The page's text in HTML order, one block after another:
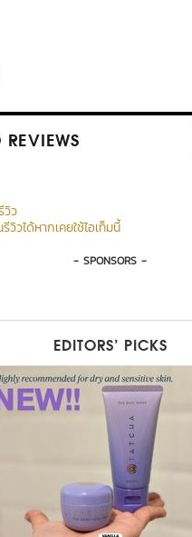
REVIEWS
วิว
วได้หากเคยใช้ไอเท็มนี้
- SPONSORS -
EDITORS’ PICKS